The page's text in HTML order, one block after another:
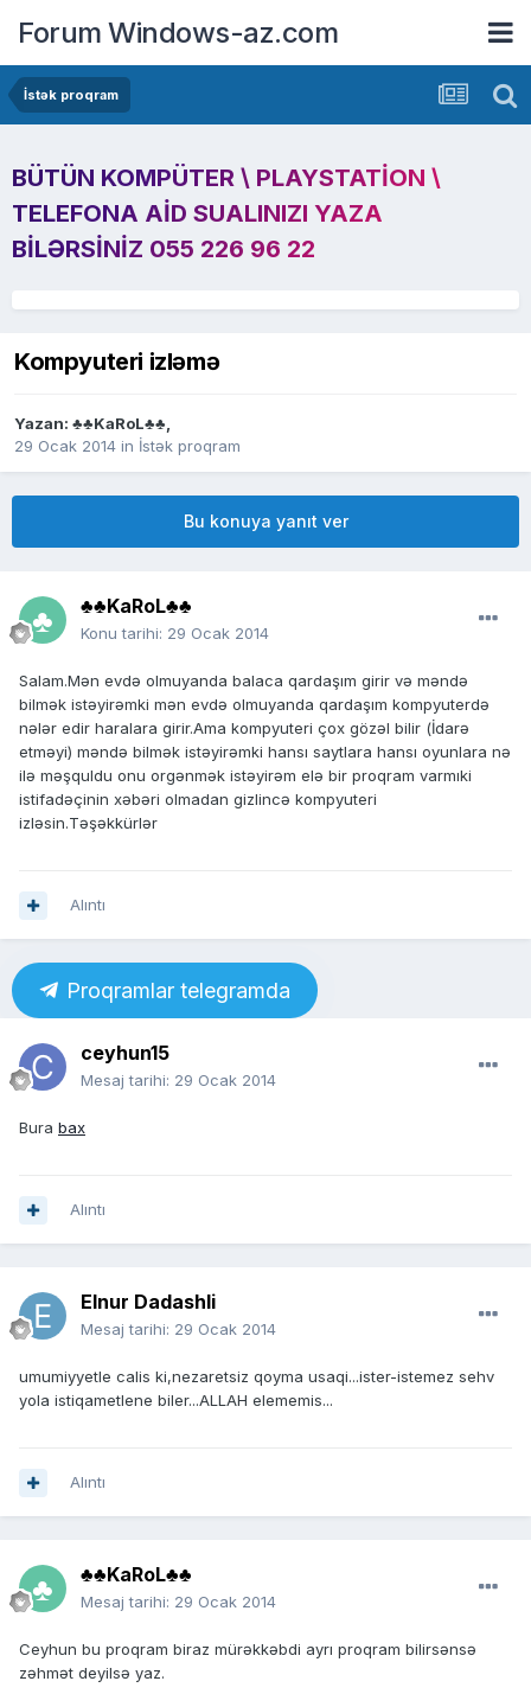
Forum Windows-az.com
İstək proqram
BÜTÜN KOMPÜTER \ PLAYSTATION \
TELEFONA AID SUALINIZI YAZA
BILƏRSINIZ 055 226 96 22
Kompyuteri izləmə
Yazan: ♣♣KaRoL♣♣,
29 Ocak 2014 in İstək proqram
Bu konuya yanıt ver
♣♣KaRoL♣♣
Konu tarihi: 29 Ocak 2014
Salam.Mən evdə olmuyanda balaca qardaşım girir və məndə
bilmək istəyirəmki mən evdə olmuyanda qardaşım kompyuterdə
nələr edir haralara girir.Ama kompyuteri çox gözəl bilir (İdarə
etməyi) məndə bilmək istəyirəmki hansı saytlara hansı oyunlara nə
ilə məşquldu onu orgənmək istəyirəm elə bir proqram varmıki
istifadəçinin xəbəri olmadan gizlincə kompyuteri
izləsin.Təşəkkürlər
Alıntı
Proqramlar telegramda
ceyhun15
Mesaj tarihi: 29 Ocak 2014
Bura bax
Alıntı
Elnur Dadashli
Mesaj tarihi: 29 Ocak 2014
umumiyyetle calis ki,nezaretsiz qoyma usaqi...ister-istemez sehv
yola istiqametlene biler...ALLAH elememis...
Alıntı
♣♣KaRoL♣♣
Mesaj tarihi: 29 Ocak 2014
Ceyhun bu proqram biraz mürəkkəbdi ayrı proqram bilirsənsə
zəhmət deyilsə yaz.